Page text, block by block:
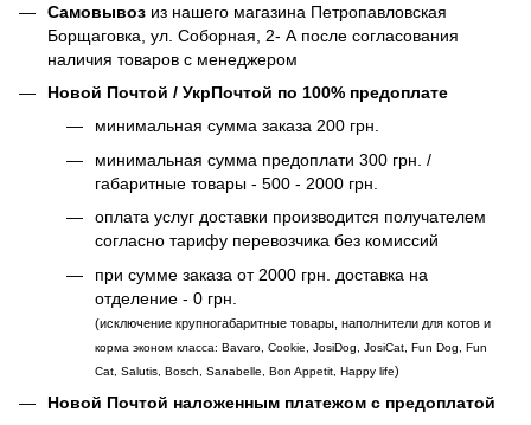
Самовывоз из нашего магазина Петропавловская
Борщаговка, ул. Соборная, 2- А после согласования
наличия товаров с менеджером
Новой Почтой / УкрПочтой по 100% предоплате
минимальная сумма заказа 200 грн.
минимальная сумма предоплати 300 грн. /
габаритные товары - 500 - 2000 грн.
оплата услуг доставки производится получателем
согласно тарифу перевозчика без комиссий
при сумме заказа от 2000 грн. доставка на
отделение - 0 грн.
(исключение крупногабаритные товары, наполнители для котов и
корма эконом класса: Bavaro, Cookie, JosiDog, JosiCat, Fun Dog, Fun
Cat, Salutis, Bosch, Sanabelle, Bon Appetit, Happy life)
Новой Почтой наложенным платежом с предоплатой